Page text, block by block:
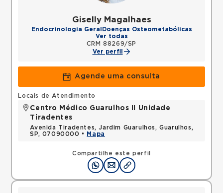
Giselly Magalhaes
Endocrinologia Geral Doenças Osteometabólicas
Ver todas
CRM 88269/SP
Ver perfil
Agende uma consulta
Compartilhe este perfil
Locais de Atendimento
Centro Médico Guarulhos II Unidade
Tiradentes
Avenida Tiradentes, Jardim Guarulhos, Guarulhos,
SP, 07090000 •
Mapa